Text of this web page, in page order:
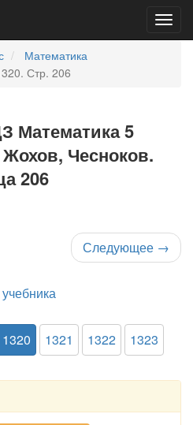
Математика
Стр. 206
Математика 5
Чесноков.
206
Следующее →
1320 1321 1322 1323